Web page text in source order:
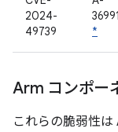
2024-
49739
*
Arm コンポー
これらの脆弱性